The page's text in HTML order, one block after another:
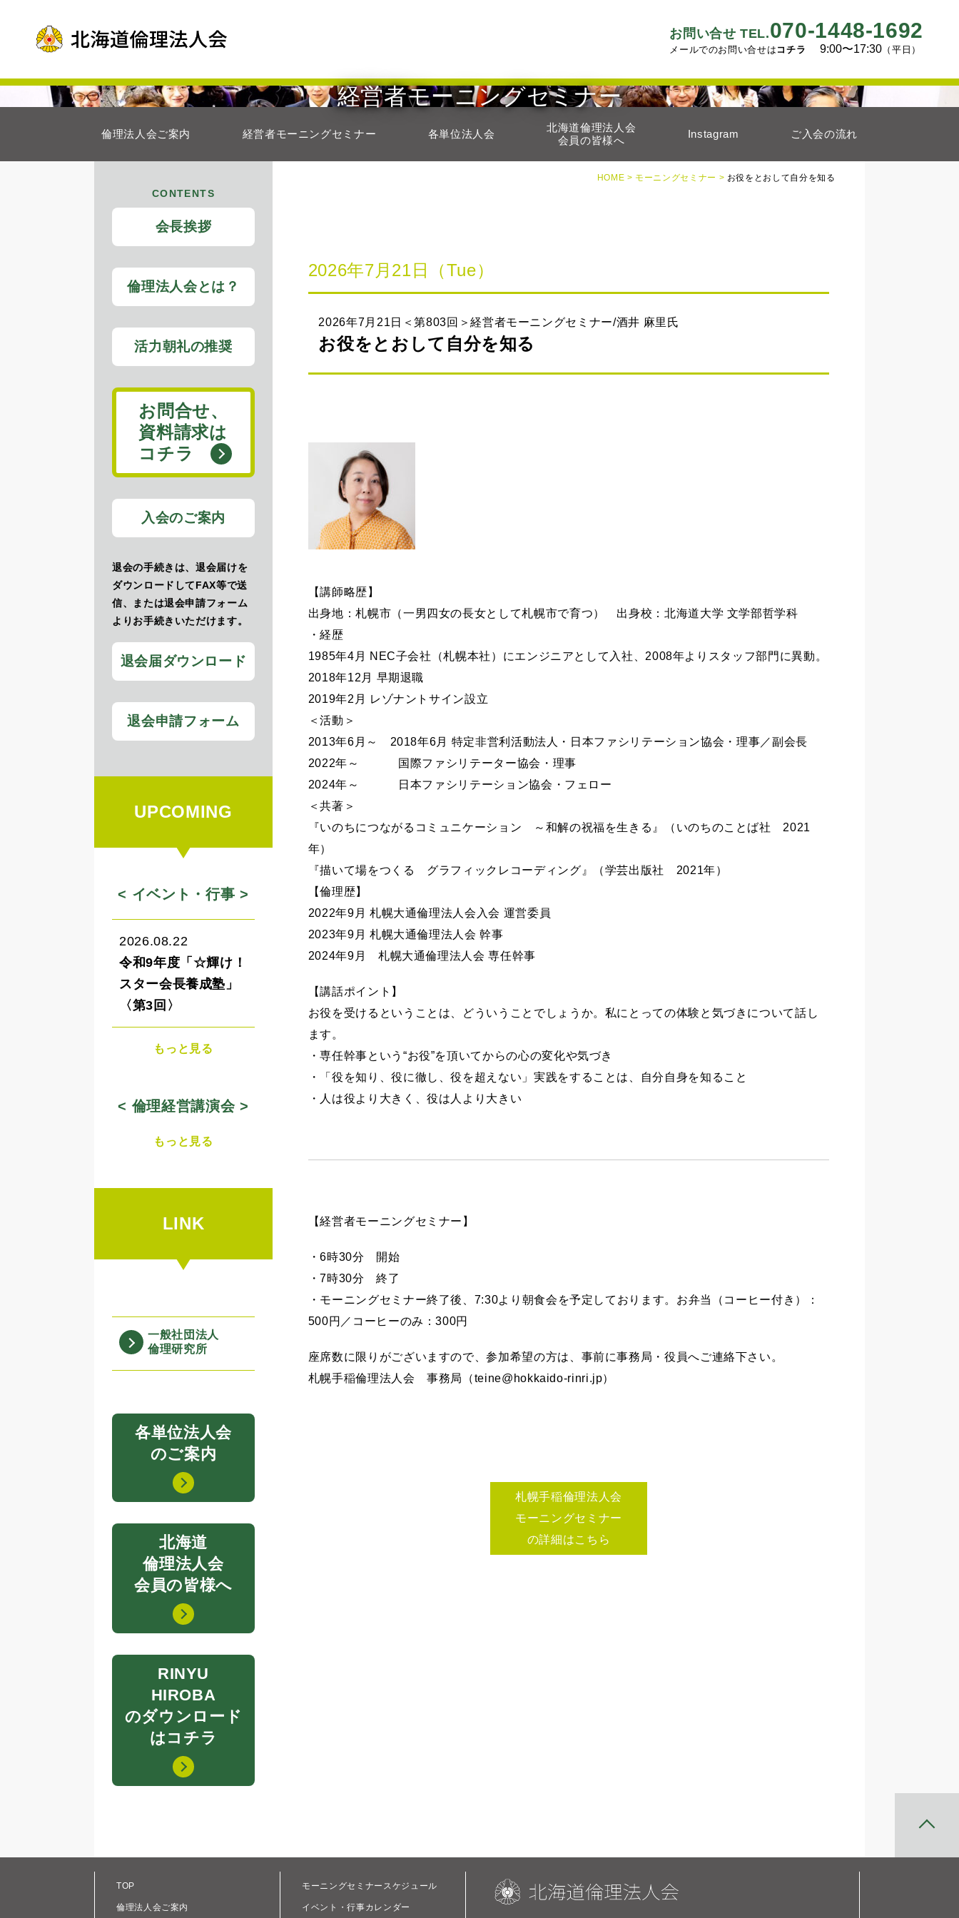
お問い合せ TEL.070-1448-1692
メールでのお問い合せは コチラ 9:00〜17:30 （平日）
経営者モーニングセミナー
倫理法人会ご案内 経営者モーニングセミナー 各単位法人会
北海道倫理法人会
会員の皆様へ
Instagram ご入会の流れ
HOME > モーニングセミナー > お役をとおして自分を知る
2026年7月21日（Tue）
2026年7月21日＜第803回＞経営者モーニングセミナー/酒井 麻里氏
お役をとおして自分を知る
【講師略歴】
出身地：札幌市（一男四女の長女として札幌市で育つ） 出身校：北海道大学 文学部哲学科
・経歴
1985年4月 NEC子会社（札幌本社）にエンジニアとして入社、2008年よりスタッフ部門に異動。
2018年12月 早期退職
2019年2月 レゾナントサイン設立
＜活動＞
2013年6月～ 2018年6月 特定非営利活動法人・日本ファシリテーション協会・理事／副会長
2022年～ 国際ファシリテーター協会・理事
2024年～ 日本ファシリテーション協会・フェロー
＜共著＞
『いのちにつながるコミュニケーション ～和解の祝福を生きる』（いのちのことば社 2021
年）
『描いて場をつくる グラフィックレコーディング』（学芸出版社 2021年）
【倫理歴】
2022年9月 札幌大通倫理法人会入会 運営委員
2023年9月 札幌大通倫理法人会 幹事
2024年9月 札幌大通倫理法人会 専任幹事
【講話ポイント】
お役を受けるということは、どういうことでしょうか。私にとっての体験と気づきについて話し
ます。
・専任幹事という“お役”を頂いてからの心の変化や気づき
・「役を知り、役に徹し、役を超えない」実践をすることは、自分自身を知ること
・人は役より大きく、役は人より大きい
【経営者モーニングセミナー】
・6時30分 開始
・7時30分 終了
・モーニングセミナー終了後、7:30より朝食会を予定しております。お弁当（コーヒー付き）：
500円／コーヒーのみ：300円
座席数に限りがございますので、参加希望の方は、事前に事務局・役員へご連絡下さい。
札幌手稲倫理法人会 事務局（teine@hokkaido-rinri.jp）
札幌手稲倫理法人会
モーニングセミナー
の詳細はこちら
CONTENTS
会長挨拶
倫理法人会とは？
活力朝礼の推奨
お問合せ、
資料請求は
コチラ
入会のご案内
退会の手続きは、退会届けを
ダウンロードしてFAX等で送
信、または退会申請フォーム
よりお手続きいただけます。
退会届ダウンロード
退会申請フォーム
UPCOMING
< イベント・行事 >
2026.08.22
令和9年度「☆輝け！
スター会長養成塾」
〈第3回〉
もっと見る
< 倫理経営講演会 >
もっと見る
LINK
一般社団法人
倫理研究所
各単位法人会
のご案内
北海道
倫理法人会
会員の皆様へ
RINYU
HIROBA
のダウンロード
はコチラ
TOP
倫理法人会ご案内
モーニングセミナースケジュール
イベント・行事カレンダー